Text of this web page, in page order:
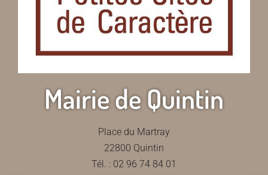
Mairie de Quintin
Place du Martray
22800 Quintin
Tél. : 02 96 74 84 01